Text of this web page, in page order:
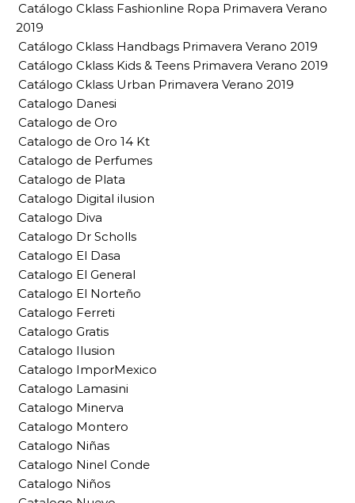
Catálogo Cklass Fashionline Ropa Primavera Verano
2019
Catálogo Cklass Handbags Primavera Verano 2019
Catálogo Cklass Kids & Teens Primavera Verano 2019
Catálogo Cklass Urban Primavera Verano 2019
Catalogo Danesi
Catalogo de Oro
Catalogo de Oro 14 Kt
Catalogo de Perfumes
Catalogo de Plata
Catalogo Digital ilusion
Catalogo Diva
Catalogo Dr Scholls
Catalogo El Dasa
Catalogo El General
Catalogo El Norteño
Catalogo Ferreti
Catalogo Gratis
Catalogo Ilusion
Catalogo ImporMexico
Catalogo Lamasini
Catalogo Minerva
Catalogo Montero
Catalogo Niñas
Catalogo Ninel Conde
Catalogo Niños